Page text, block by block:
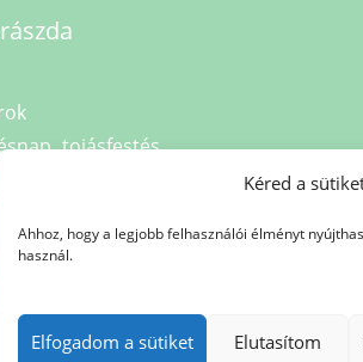
Kéred a
Ahhoz, hogy a legjobb felhasználói élményt
használ.
Elfogadom a sütiket Elutasítom
tojásfestés
világnapja
őszi szünet